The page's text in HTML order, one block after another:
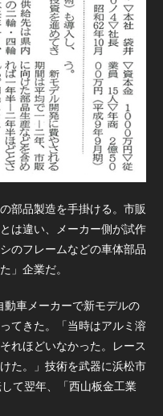
部品製造を手掛ける。市販
は違い、メーカー側が試作
のフレームなどの車体部品
」企業だ。
車メーカーで新モデルの
てきた。「当時はアルミ溶
れほどいなかった。レース
た。」技術を武器に浜松市
て翌年、「西山板金工業